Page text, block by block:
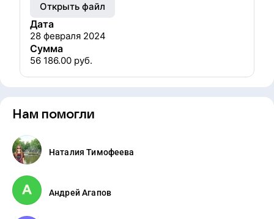
Открыть файл
Дата
28 февраля 2024
Сумма
56 186.00 руб.
Нам помогли
Наталия Тимофеева
Андрей Агапов